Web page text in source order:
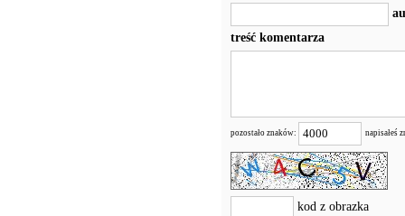
treść komentarza
pozostało znaków: napisałeś
kod z obrazka